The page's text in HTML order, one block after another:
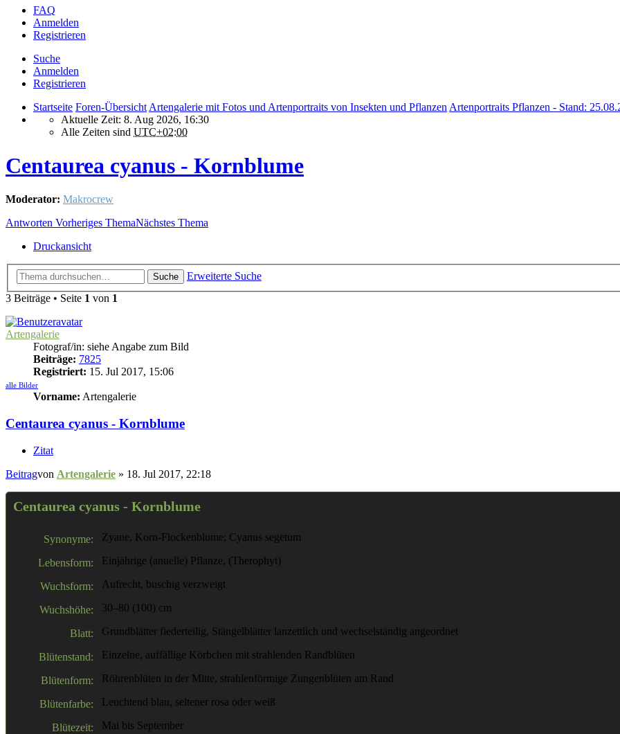
FAQ
Anmelden
Registrieren
Suche
Anmelden
Registrieren
Startseite Foren-Übersicht Artengalerie mit Fotos und Artenportraits von Insekten und Pflanzen Artenportraits Pflanzen - Stand:
Aktuelle Zeit: 8. Aug 2026, 16:30
Alle Zeiten sind UTC+02:00
Centaurea cyanus - Kornblume
Moderator: Makrocrew
Antworten Vorheriges ThemaNächstes Thema
Druckansicht
Suche
Erweiterte Suche
3 Beiträge • Seite 1 von 1
Artengalerie
Fotograf/in: siehe Angabe zum Bild
Beiträge: 7825
Registriert: 15. Jul 2017, 15:06
alle Bilder
Vorname: Artengalerie
Centaurea cyanus - Kornblume
Zitat
Beitragvon Artengalerie » 18. Jul 2017, 22:18
Centaurea cyanus - Kornblume
Synonyme: Zyane, Korn-Flockenblume; Cyanus segetum
Lebensform: Einjährige (anuelle) Pflanze, (Therophyt)
Wuchsform: Aufrecht, buschig verzweigt
Wuchshöhe: 30–80 (100) cm
Blatt: Grundblätter fiederteilig, Stängelblätter lanzettlich und wechselständig angeordnet
Blütenstand: Einzelne, auffällige Körbchen mit strahlenden Randblüten
Blütenform: Röhrenblüten in der Mitte, strahlenförmige Zungenblüten am Rand
Blütenfarbe: Leuchtend blau, seltener rosa oder weiß
Blütezeit: Mai bis September